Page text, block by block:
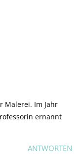
Malerei. Im Jahr
ernannt
ANTWORTEN